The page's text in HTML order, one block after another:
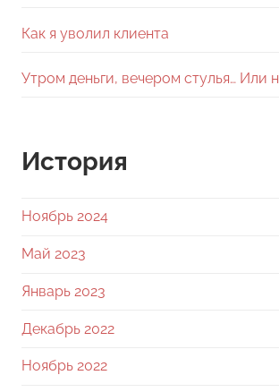
Как я уволил клиента
Утром деньги, вечером стулья… Или
История
Ноябрь 2024
Май 2023
Январь 2023
Декабрь 2022
Ноябрь 2022